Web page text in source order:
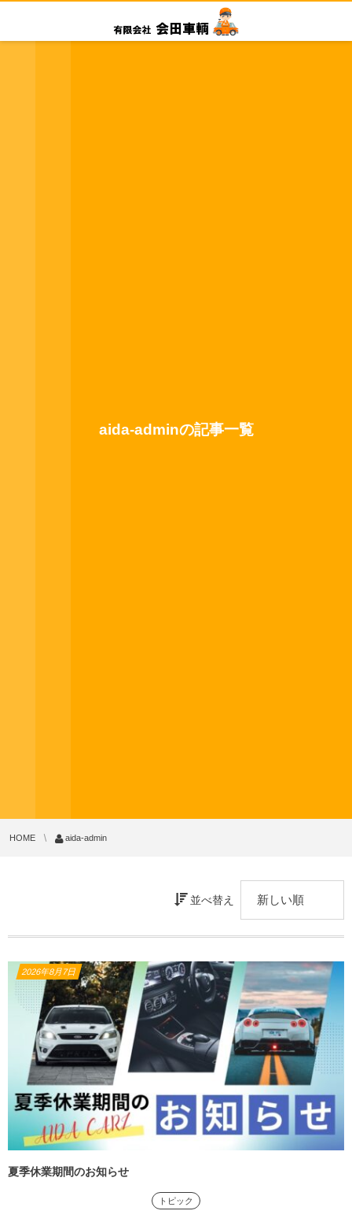
aida-adminの記事一覧
HOME aida-admin
並べ替え
2026年8月7日
夏季休業期間のお知らせ
トピック